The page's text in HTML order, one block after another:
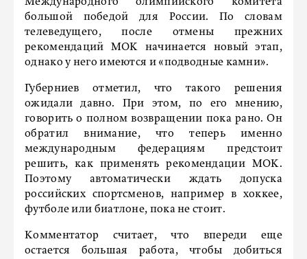
большой победой для России. По словам
телеведущего, после отмены прежних
рекомендаций МОК начинается новый этап,
однако у него имеются и «подводные камни».
Губерниев отметил, что такого решения
ожидали давно. При этом, по его мнению,
говорить о полном возвращении пока рано. Он
обратил внимание, что теперь именно
международным федерациям предстоит
решить, как применять рекомендации МОК.
Поэтому автоматически ждать допуска
российских спортсменов, например в хоккее,
футболе или биатлоне, пока не стоит.
Комментатор считает, что впереди еще
остается большая работа, чтобы добиться